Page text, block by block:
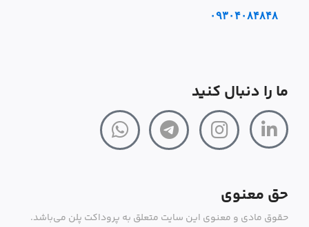
۰۹۳۰۴۰۸۴۸۴۸
ما را دنبال کنید
حق معنوی
حقوق مادی و معنوی این سایت متعلق به پروداکت پلن می‌باشد.